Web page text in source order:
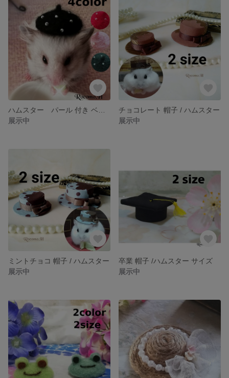
展示中
チョコレート 帽子 / ハムスター
展示中
ミントチョコ 帽子 / ハムスター
展示中
卒業 帽子 /ハムスター サイズ
展示中